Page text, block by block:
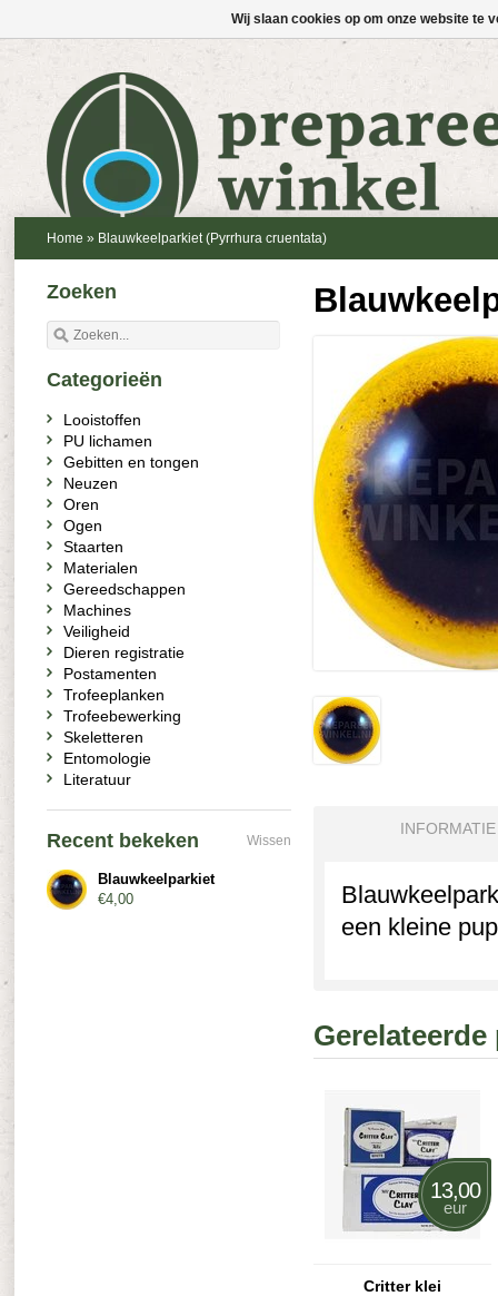
Home » Blauwkeelparkiet (Pyrrhura cruentata)
INFORMATIE
een kleine
13,00
eur
Critter klei
Zoeken
Categorieën
Looistoffen
PU lichamen
Gebitten en tongen
Neuzen
Oren
Ogen
Staarten
Materialen
Gereedschappen
Machines
Veiligheid
Dieren registratie
Postamenten
Trofeeplanken
Trofeebewerking
Skeletteren
Entomologie
Literatuur
Recent bekeken Wissen
Blauwkeelparkiet
€4,00
Wij slaan cookies op om onze website te